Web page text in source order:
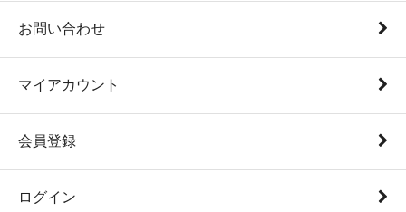
お問い合わせ
マイアカウント
会員登録
ログイン